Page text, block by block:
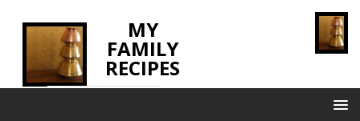
MY
FAMILY
RECIPES